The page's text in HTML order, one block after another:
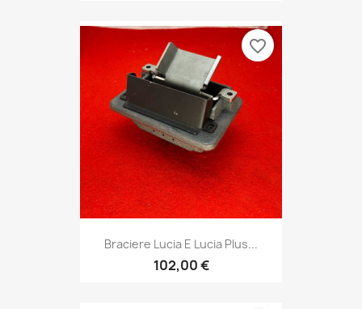
Braciere Lucia E Lucia Plus...
102,00 €
favorite_border